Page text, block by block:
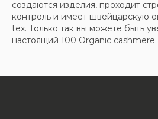
создаются изделия, проходит
контроль и имеет швейцарскую
tex. Только так вы можете быть
настоящий 100 Organic cashmere.